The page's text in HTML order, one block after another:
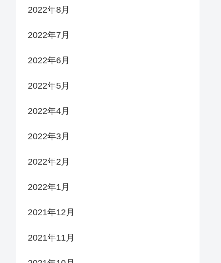
2022年8月
2022年7月
2022年6月
2022年5月
2022年4月
2022年3月
2022年2月
2022年1月
2021年12月
2021年11月